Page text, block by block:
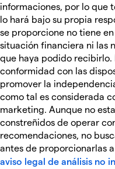
informaciones, por lo que
lo hará bajo su propia
se proporcione no tiene
situación financiera ni las
que haya podido recibirlo.
conformidad con las
promover la
como tal es considerada
marketing. Aunque no
constreñidos de operar
recomendaciones, no
antes de proporcionarlas
aviso legal de análisis no